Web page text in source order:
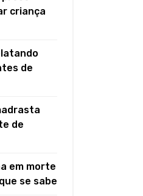
criança
de
de
em morte
se sabe